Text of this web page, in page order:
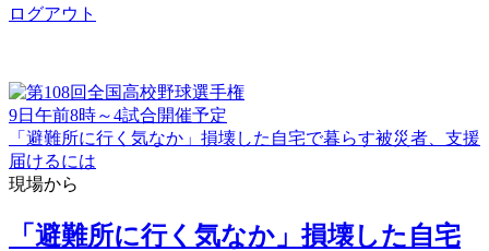
ログアウト
9日午前8時～4試合開催予定
「避難所に行く気なか」損壊した自宅で暮らす被災者、支援
届けるには
現場から
「避難所に行く気なか」損壊した自宅